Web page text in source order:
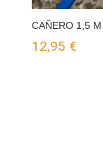
CAÑERO 1,5 M
12,95 €